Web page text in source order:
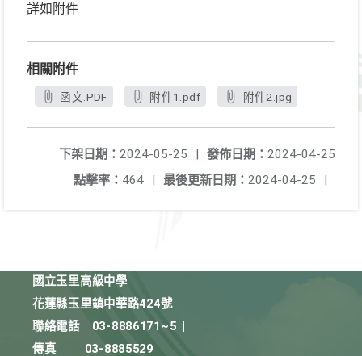
詳如附件
相關附件
函文.PDF 附件1.pdf 附件2.jpg
發佈日期： 2024-04-25
下架日期： 2024-05-25
|
最後更新日期： 2024-04-25 |
點擊率： 464 |
國立玉里高級中學
花蓮縣玉里鎮中華路424號
聯絡電話
03-8886171~5
傳真
03-8885529